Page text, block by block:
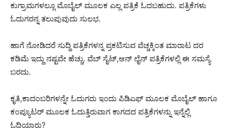
ಕುಗ್ರಾಮಗಳಲ್ಲೂ ಮೊಬೈಲ್ ಮೂಲಕ ಎಲ್ಲ ಪತ್ರಿಕೆ ಓದಬಹುದು. ಪತ್ರಿಕೆಗಳು
ಓದುಗರನ್ನ ತಲುಪುವುದು ಸುಲಭ.
ಹಾಗೆ ನೋಡಿದರೆ ಸುದ್ದಿ ಪತ್ರಿಕೆಗಳನ್ನ ಪ್ರಕಟಿಸುವ ವೆಚ್ಚಕ್ಕಿಂತ ಮಾರಾಟ ದರ
ಕಡಿಮೆ ಇದ್ದು ನಷ್ಟವೇ ಹೆಚ್ಚು. ವೆಬ್ ಸೈಟ್,ಆನ್ ಲೈನ್ ಪತ್ರಿಕೆಗಳಲ್ಲಿ ಈ ಸಮಸ್ಯೆ
ಬರದು.
ಕೃತಿ,ಕಾದಂಬರಿಗಳನ್ನೇ ಓದುಗರು ಇಂದು ಪಿಡಿಎಫ್ ಮೂಲಕ ಮೊಬೈಲ್ ಹಾಗೂ
ಕಂಪ್ಯೂಟರ್ ಮೂಲಕ ಓದುತ್ತಿರುವಾಗ ಕಾಗದದ ಪತ್ರಿಕೆಗಳನ್ನು ಇನ್ನೆಲ್ಲಿ
ಓದಿಯಾರು?